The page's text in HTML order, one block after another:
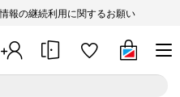
報の継続利用に関するお願い